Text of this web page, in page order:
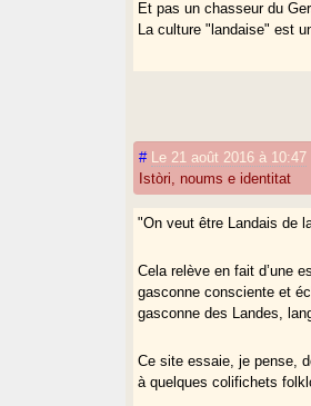
Et pas un chasseur du
La culture "landaise" est
# Le 21 août 2016 à 10:47
Istòri, noums e identitat
"On veut être Landais de
Cela relève en fait d’une
gasconne consciente et
gasconne des Landes,
Ce site essaie, je pense,
à quelques colifichets